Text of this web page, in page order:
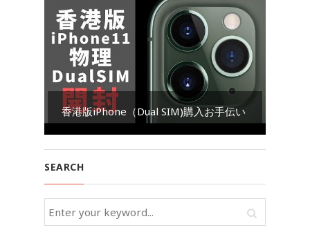
香港版iPhone（Dual SIM)購入お手伝い
SEARCH